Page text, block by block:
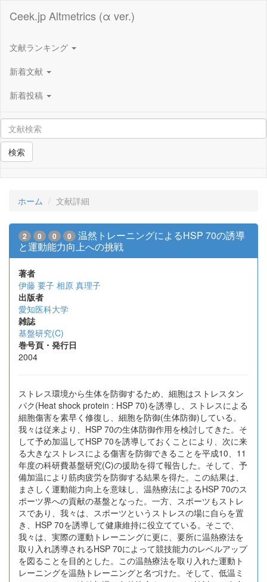
Ceek.jp Altmetrics (α ver.)
文献ランキング
新着文献
新着投稿
検索
ホーム 文献詳細
2 0 0 0
温然トレーニングによるHSP 70の誘導
と運動能力向上への挑戦
著者
伊藤 要子 相原 真理子
出版者
愛知医科大学
雑誌
基盤研究(C)
巻号頁・発行日
2004
ストレス環境から生体を防御するため、細胞はストレスタン
パク(Heat shock protein : HSP 70)を誘導し、ストレスによる
細胞傷害を素早く修復し、細胞を防御(生体防御)している。
我々は従来より、HSP 70の生体防御作用を検討してきた。そ
して予め加温してHSP 70を誘導しておくことにより、次に来
る大きなストレスによる傷害を防御できることを平成10、11
年度の科研費基盤研究(C)の援助を得て報告した。そして、予
備加温により筋肉疲労を防御する結果を得た。この結果は、
まさしく運動能力向上を意味し、温熱療法によるHSP 70のス
ポーツ界への貢献の基盤となった。一方、スポーツもストレ
スであり、我々は、スポーツというストレスの場に自らを置
き、HSP 70を誘導して健康維持に役立てている。そこで、
我々は、実際の運動トレーニングに更に、要所に温熱療法を
取り入れ誘導されるHSP 70によって競技能力のレベルアップ
を図ることを目的とした。この温熱療法を取り入れた運動ト
レーニングを温熱トレーニングと名づけた。そして、低温ミ